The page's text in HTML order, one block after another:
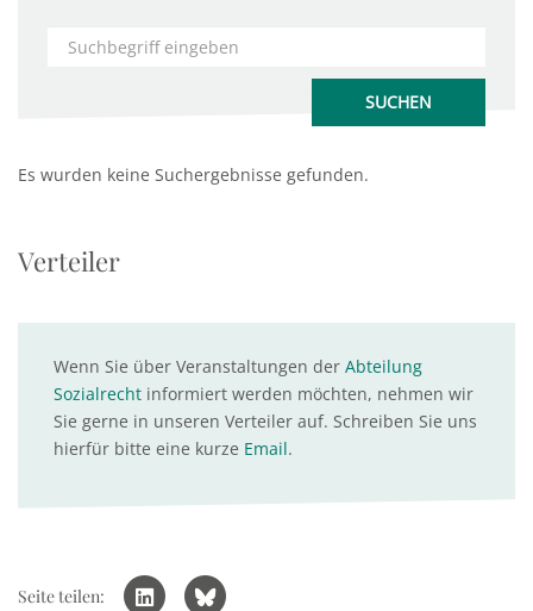
Es wurden keine Suchergebnisse gefunden.
Verteiler
Wenn Sie über Veranstaltungen der Abteilung
Sozialrecht informiert werden möchten, nehmen wir
Sie gerne in unseren Verteiler auf. Schreiben Sie uns
hierfür bitte eine kurze Email.
Seite teilen: